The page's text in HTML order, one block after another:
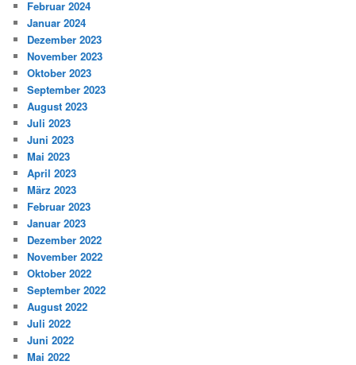
Februar 2024
Januar 2024
Dezember 2023
November 2023
Oktober 2023
September 2023
August 2023
Juli 2023
Juni 2023
Mai 2023
April 2023
März 2023
Februar 2023
Januar 2023
Dezember 2022
November 2022
Oktober 2022
September 2022
August 2022
Juli 2022
Juni 2022
Mai 2022